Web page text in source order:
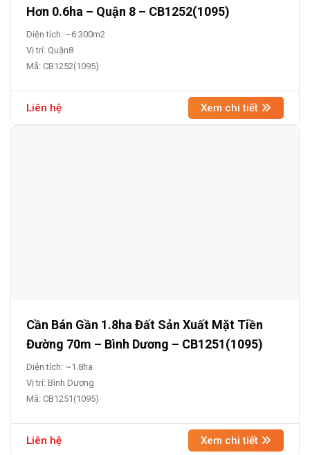
Hơn 0.6ha – Quận 8 – CB1252(1095)
Diện tích: ~6.300m2
Vị trí: Quận8
Mã: CB1252(1095)
Liên hệ Xem chi tiết
Cần Bán Gần 1.8ha Đất Sản Xuất Mặt Tiền
Đường 70m – Bình Dương – CB1251(1095)
Diện tích: ~1.8ha
Vị trí: Bình Dương
Mã: CB1251(1095)
Liên hệ Xem chi tiết